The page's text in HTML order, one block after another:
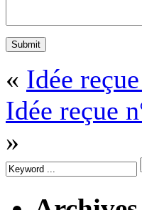
« Idée
Idée reçue
»